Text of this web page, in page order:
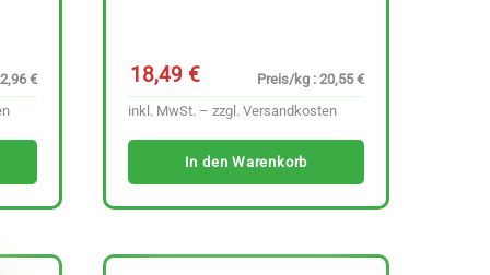
€
18,49€
Preis/kg : 20,55 €
inkl. MwSt. – zzgl. Versandkosten
In den Warenkorb